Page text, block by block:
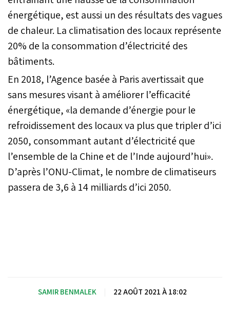
énergétique, est aussi un des résultats des vagues
de chaleur. La climatisation des locaux représente
20% de la consommation d’électricité des
bâtiments.
En 2018, l’Agence basée à Paris avertissait que
sans mesures visant à améliorer l’efficacité
énergétique, «la demande d’énergie pour le
refroidissement des locaux va plus que tripler d’ici
2050, consommant autant d’électricité que
l’ensemble de la Chine et de l’Inde aujourd’hui».
D’après l’ONU-Climat, le nombre de climatiseurs
passera de 3,6 à 14 milliards d’ici 2050.
SAMIR BENMALEK 22 AOÛT 2021 À 18:02